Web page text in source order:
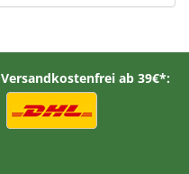
Versandkostenfrei ab 39€*: